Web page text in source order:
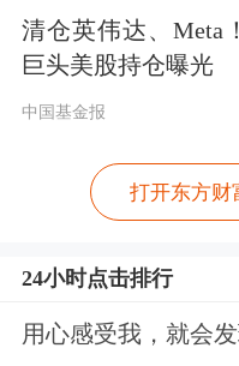
的比例达到
初增长逾两倍
续涌入，累计净
一步助推了杠杆
杠杆ETF总规模
自由流通市值的
清仓英伟达、Meta
巨头美股持仓曝光
中国基金报
打开东方财
24小时点击排行
用心感受我，就会